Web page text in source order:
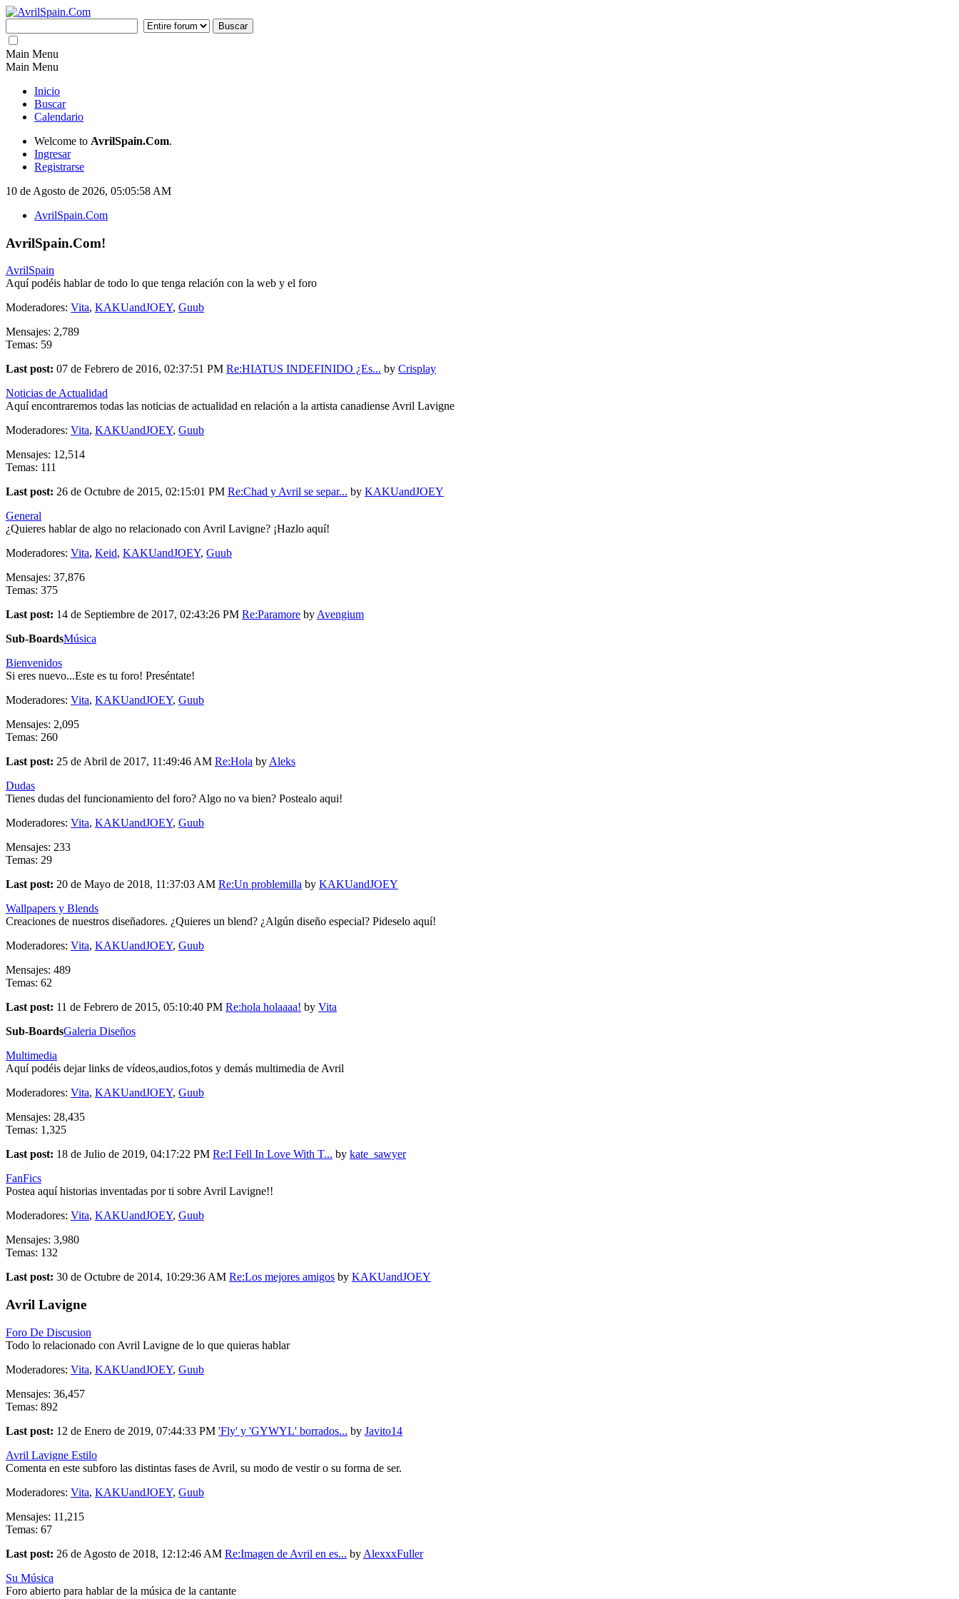
Main Menu
Main Menu
Inicio
Buscar
Calendario
Welcome to AvrilSpain.Com.
Ingresar
Registrarse
10 de Agosto de 2026, 05:05:58 AM
AvrilSpain.Com
AvrilSpain.Com!
AvrilSpain
Aquí podéis hablar de todo lo que tenga relación con la web y el foro
Moderadores: Vita, KAKUandJOEY, Guub
Mensajes: 2,789
Temas: 59
Last post: 07 de Febrero de 2016, 02:37:51 PM Re:HIATUS INDEFINIDO ¿Es... by Crisplay
Noticias de Actualidad
Aquí encontraremos todas las noticias de actualidad en relación a la artista canadiense Avril Lavigne
Moderadores: Vita, KAKUandJOEY, Guub
Mensajes: 12,514
Temas: 111
Last post: 26 de Octubre de 2015, 02:15:01 PM Re:Chad y Avril se separ... by KAKUandJOEY
General
¿Quieres hablar de algo no relacionado con Avril Lavigne? ¡Hazlo aquí!
Moderadores: Vita, Keid, KAKUandJOEY, Guub
Mensajes: 37,876
Temas: 375
Last post: 14 de Septiembre de 2017, 02:43:26 PM Re:Paramore byAvengium
Sub-BoardsMúsica
Bienvenidos
Si eres nuevo...Este es tu foro! Preséntate!
Moderadores: Vita, KAKUandJOEY, Guub
Mensajes: 2,095
Temas: 260
Last post: 25 de Abril de 2017, 11:49:46 AM Re:Hola byAleks
Dudas
Tienes dudas del funcionamiento del foro? Algo no va bien? Postealo aqui!
Moderadores: Vita, KAKUandJOEY, Guub
Mensajes: 233
Temas: 29
Last post: 20 de Mayo de 2018, 11:37:03 AM Re:Un problemilla by KAKUandJOEY
Wallpapers y Blends
Creaciones de nuestros diseñadores. ¿Quieres un blend? ¿Algún diseño especial? Pideselo aquí!
Moderadores: Vita, KAKUandJOEY, Guub
Mensajes: 489
Temas: 62
Last post: 11 de Febrero de 2015, 05:10:40 PM Re:hola holaaaa! by Vita
Sub-BoardsGaleria Diseños
Multimedia
Aquí podéis dejar links de vídeos,audios,fotos y demás multimedia de Avril
Moderadores: Vita, KAKUandJOEY, Guub
Mensajes: 28,435
Temas: 1,325
Last post: 18 de Julio de 2019, 04:17:22 PM Re:I Fell In Love With T... by kate_sawyer
FanFics
Postea aquí historias inventadas por ti sobre Avril Lavigne!!
Moderadores: Vita, KAKUandJOEY, Guub
Mensajes: 3,980
Temas: 132
Last post: 30 de Octubre de 2014, 10:29:36 AM Re:Los mejores amigos by KAKUandJOEY
Avril Lavigne
Foro De Discusion
Todo lo relacionado con Avril Lavigne de lo que quieras hablar
Moderadores: Vita, KAKUandJOEY, Guub
Mensajes: 36,457
Temas: 892
Last post: 12 de Enero de 2019, 07:44:33 PM 'Fly' y 'GYWYL' borrados... by Javito14
Avril Lavigne Estilo
Comenta en este subforo las distintas fases de Avril, su modo de vestir o su forma de ser.
Moderadores: Vita, KAKUandJOEY, Guub
Mensajes: 11,215
Temas: 67
Last post: 26 de Agosto de 2018, 12:12:46 AM Re:Imagen de Avril en es... by AlexxxFuller
Su Música
Foro abierto para hablar de la música de la cantante